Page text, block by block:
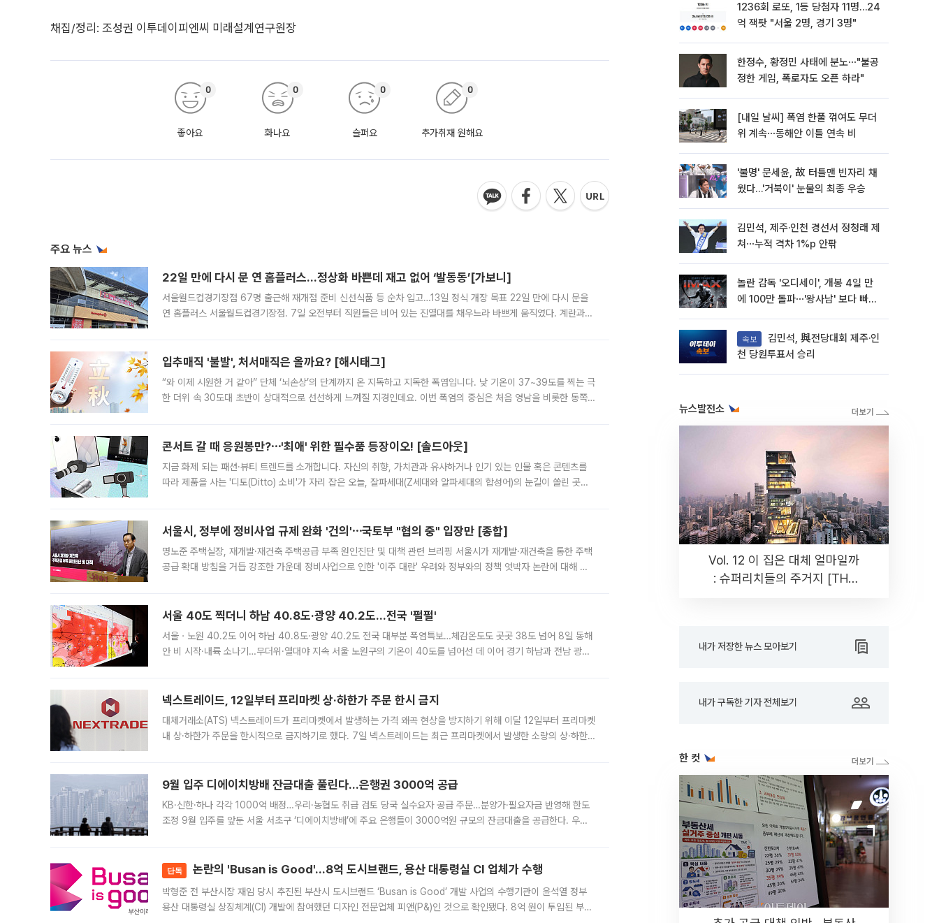
채집/정리: 조성권 이투데이피엔씨 미래설계연구원장
좋아요
0
화나요
0
슬퍼요
0
추가취재 원해요
0
주요 뉴스
22일 만에 다시 문 연 홈플러스…정상화 바쁜데 재고 없어 ‘발동동’[가보니]
서울월드컵경기장점 67명 출근해 재개점 준비 신선식품 등 순차 입고…13일 정식 개장 목표 22일 만에 다시 문을
연 홈플러스 서울월드컵경기장점. 7일 오전부터 직원들은 비어 있는 진열대를 채우느라 바쁘게 움직였다. 계란과
입추매직 '불발', 처서매직은 올까요? [해시태그]
“와 이제 시원한 거 같아” 단체 ‘뇌손상’의 단계까지 온 지독하고 지독한 폭염입니다. 낮 기온이 37~39도를 찍는 극
한 더위 속 30도대 초반이 상대적으로 선선하게 느껴질 지경인데요. 이번 폭염의 중심은 처음 영남을 비롯한 동쪽
콘서트 갈 때 응원봉만?⋯'최애' 위한 필수품 등장이오! [솔드아웃]
지금 화제 되는 패션·뷰티 트렌드를 소개합니다. 자신의 취향, 가치관과 유사하거나 인기 있는 인물 혹은 콘텐츠를
따라 제품을 사는 '디토(Ditto) 소비'가 자리 잡은 오늘, 잘파세대(Z세대와 알파세대의 합성어)의 눈길이 쏠린 곳은
서울시, 정부에 정비사업 규제 완화 '건의'⋯국토부 "협의 중" 입장만 [종합]
명노준 주택실장, 재개발·재건축 주택공급 부족 원인진단 및 대책 관련 브리핑 서울시가 재개발·재건축을 통한 주택
공급 확대 방침을 거듭 강조한 가운데 정비사업으로 인한 '이주 대란' 우려와 정부와의 정책 엇박자 논란에 대해 정
서울 40도 찍더니 하남 40.8도·광양 40.2도…전국 '펄펄'
서울ㆍ노원 40.2도 이어 하남 40.8도·광양 40.2도 전국 대부분 폭염특보…체감온도도 곳곳 38도 넘어 8일 동해
안 비 시작·내륙 소나기…무더위·열대야 지속 서울 노원구의 기온이 40도를 넘어선 데 이어 경기 하남과 전남 광양
넥스트레이드, 12일부터 프리마켓 상·하한가 주문 한시 금지
대체거래소(ATS) 넥스트레이드가 프리마켓에서 발생하는 가격 왜곡 현상을 방지하기 위해 이달 12일부터 프리마켓
내 상·하한가 주문을 한시적으로 금지하기로 했다. 7일 넥스트레이드는 최근 프리마켓에서 발생한 소량의 상·하한
9월 입주 디에이치방배 잔금대출 풀린다…은행권 3000억 공급
KB·신한·하나 각각 1000억 배정…우리·농협도 취급 검토 당국 실수요자 공급 주문…분양가·필요자금 반영해 한도
조정 9월 입주를 앞둔 서울 서초구 ‘디에이치방배’에 주요 은행들이 3000억원 규모의 잔금대출을 공급한다. 우리
단독 논란의 'Busan is Good'…8억 도시브랜드, 용산 대통령실 CI 업체가 수행
박형준 전 부산시장 재임 당시 추진된 부산시 도시브랜드 ‘Busan is Good’ 개발 사업의 수행기관이 윤석열 정부
용산 대통령실 상징체계(CI) 개발에 참여했던 디자인 전문업체 피앤(P&)인 것으로 확인됐다. 8억 원이 투입된 부산
1236회 로또, 1등 당첨자 11명…24
억 잭팟 "서울 2명, 경기 3명"
한정수, 황정민 사태에 분노⋯"불공
정한 게임, 폭로자도 오픈 하라"
[내일 날씨] 폭염 한풀 꺾여도 무더
위 계속⋯동해안 이틀 연속 비
'불명' 문세윤, 故 터틀맨 빈자리 채
웠다…'거북이' 눈물의 최종 우승
김민석, 제주·인천 경선서 정청래 제
쳐⋯누적 격차 1%p 안팎
놀란 감독 '오디세이', 개봉 4일 만
에 100만 돌파⋯'왕사남' 보다 빠르
속보
천 당원투표서 승리
뉴스발전소
Vol. 12 이 집은 대체 얼마일까
: 슈퍼리치들의 주거지 [THE
내가 저장한 뉴스 모아보기
내가 구독한 기자 전체보기
한 컷